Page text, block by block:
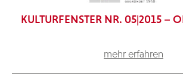
KULTURFENSTER NR. 05|2015 –
mehr erfahren